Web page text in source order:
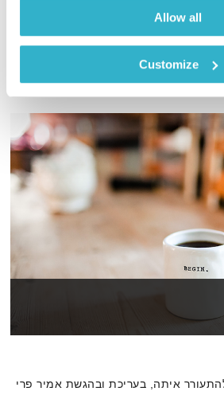
Allow all
Customize
איתה, בעריכת ובהגשת אמיר פרי